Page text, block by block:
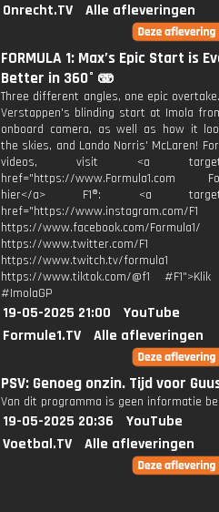
Onrecht.TV
Alle afleveringen
FORMULA 1: Max’s Epic Start is
Better in 360° 🫨
Three different angles, one epic
Verstappen's blinding start at Imola
onboard camera, as well as how it
the skies, and Lando Norris' McLaren!
videos, visit <a
href="https://www.Formula1.com
hier</a> F1®: <a
href="https://www.instagram.com/F1
https://www.facebook.com/Formula1/
https://www.twitter.com/F1
https://www.twitch.tv/formula1
https://www.tiktok.com/@f1
#ImolaGP
19-05-2025 21:00
YouTube
Formule1.TV
Alle afleveringen
PSV: Genoeg onzin. Tijd voor
Van dit programma is geen informatie
19-05-2025 20:36
YouTube
Voetbal.TV
Alle afleveringen